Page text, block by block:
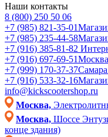
Наши контакты
8 (800) 250 50 06
+7 (985) 821-35-01
+7 (985) 235-44-58
+7 (916) 385-81-82
+7 (916) 697-69-51
+7 (999) 170-37-37
+7 (916) 533-32-16
info@kickscootershop.ru
Москва,
Москва, Шоссе
конце здания)